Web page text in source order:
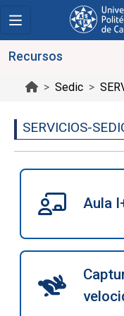
Sedic
Recursos
SERVICIOS-
Aula